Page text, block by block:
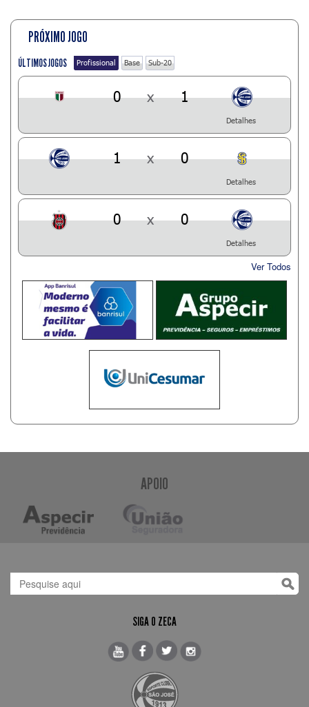
PRÓXIMO JOGO
ÚLTIMOS JOGOS Profissional Base Sub-20
0 x 1
Detalhes
1 x 0
Detalhes
0 x 0
Detalhes
Ver Todos
APOIO
SIGA O ZECA